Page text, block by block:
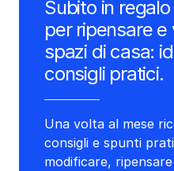
Subito in
per ripensare e
spazi di casa:
consigli pratici.
Una volta al mese
consigli e spunti
modificare,